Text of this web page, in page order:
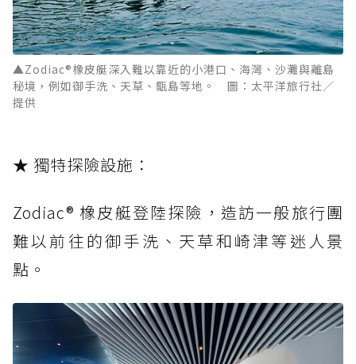
▲Zodiac®橡皮艇深入難以靠近的小港口、海灣、沙灘與離島
秘境，例如御手洗、天草、甑島等地。 圖：太平洋旅行社／
提供
★ 獨特探險設施：
Zodiac® 橡皮艇登陸探險，造訪一般旅行團
難以前往的御手洗、天草和崎津等迷人景
點。